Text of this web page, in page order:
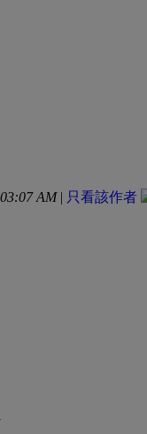
AM| 只看該作者